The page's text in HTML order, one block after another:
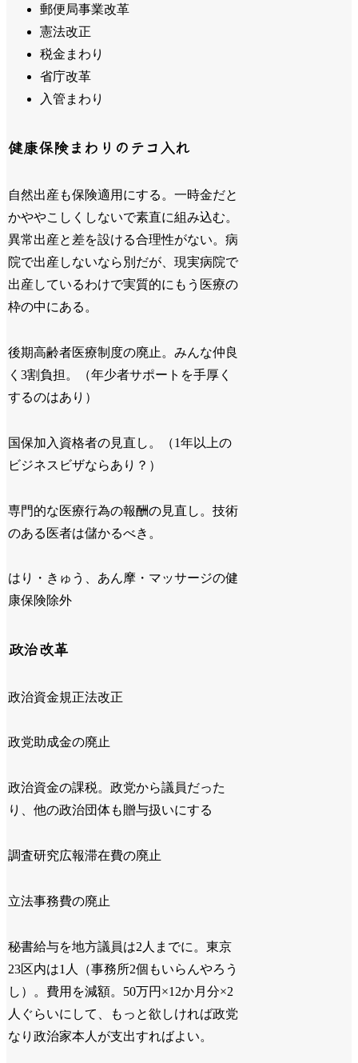
郵便局事業改革
憲法改正
税金まわり
省庁改革
入管まわり
健康保険まわりのテコ入れ
自然出産も保険適用にする。一時金だと
かややこしくしないで素直に組み込む。
異常出産と差を設ける合理性がない。病
院で出産しないなら別だが、現実病院で
出産しているわけで実質的にもう医療の
枠の中にある。
後期高齢者医療制度の廃止。みんな仲良
く3割負担。（年少者サポートを手厚く
するのはあり）
国保加入資格者の見直し。（1年以上の
ビジネスビザならあり？）
専門的な医療行為の報酬の見直し。技術
のある医者は儲かるべき。
はり・きゅう、あん摩・マッサージの健
康保険除外
政治改革
政治資金規正法改正
政党助成金の廃止
政治資金の課税。政党から議員だった
り、他の政治団体も贈与扱いにする
調査研究広報滞在費の廃止
立法事務費の廃止
秘書給与を地方議員は2人までに。東京
23区内は1人（事務所2個もいらんやろう
し）。費用を減額。50万円×12か月分×2
人ぐらいにして、もっと欲しければ政党
なり政治家本人が支出すればよい。